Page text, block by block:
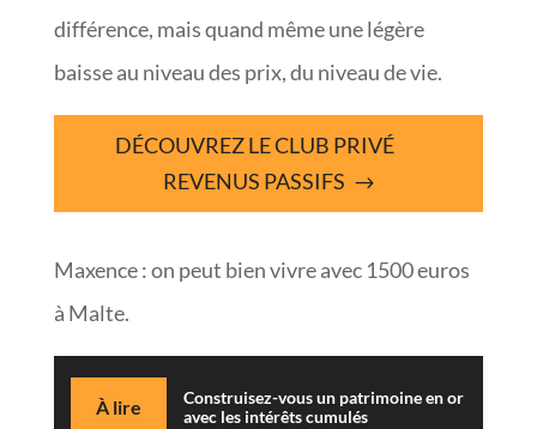
différence, mais quand même une légère
baisse au niveau des prix, du niveau de vie.
DÉCOUVREZ LE CLUB PRIVÉ
REVENUS PASSIFS
Maxence : on peut bien vivre avec 1500 euros
à Malte.
À lire
Construisez-vous un patrimoine en or
avec les intérêts cumulés